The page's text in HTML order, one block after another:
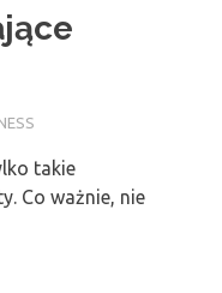
takie
Co ważnie, nie